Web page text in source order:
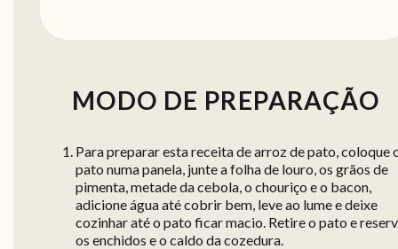
MODO DE PREPARAÇÃO
Para preparar esta receita de arroz de pato, coloque
pato numa panela, junte a folha de louro, os grãos de
pimenta, metade da cebola, o chouriço e o bacon,
adicione água até cobrir bem, leve ao lume e deixe
cozinhar até o pato ficar macio. Retire o pato e
os enchidos e o caldo da cozedura.